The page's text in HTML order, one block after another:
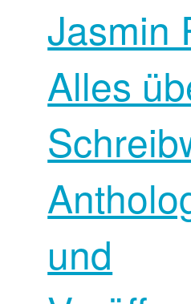
Jasmin
Alles
und